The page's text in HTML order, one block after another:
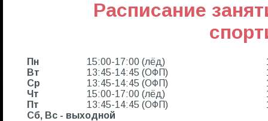
Расписание
Пн 15:00-17:00 (лёд)
Вт
13:45-14:45 (ОФП)
Ср
13:45-14:45 (ОФП)
Чт
15:00-17:00 (лёд)
Пт
13:45-14:45 (ОФП)
Сб, Вс - выходной